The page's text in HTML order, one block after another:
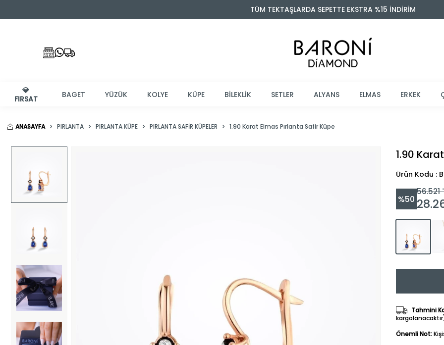
TÜM TEKTAŞLARDA SEPETTE EKSTRA %15 İNDİRİM
💎
FIRSAT
BAGET YÜZÜK KOLYE KÜPE BİLEKLİK SETLER ALYANS ELMAS ERKEK
ANASAYFA PIRLANTA PIRLANTA KÜPE PIRLANTA SAFIR KÜPELER 1.90 Karat Elmas Pırlanta Safir Küpe
1.90
Ürün Kodu :
%50
56.521
Tahmini
Önemli Not: